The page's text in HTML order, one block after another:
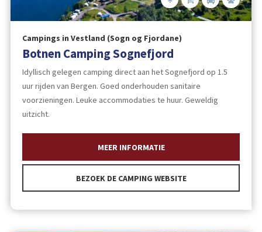
Campings in Vestland (Sogn og Fjordane)
Botnen Camping Sognefjord
Idyllisch gelegen camping direct aan het Sognefjord op 1.5
uur rijden van Bergen. Goed onderhouden sanitaire
voorzieningen. Leuke accommodaties te huur. Geweldig
uitzicht.
MEER INFORMATIE
BEZOEK DE CAMPING WEBSITE